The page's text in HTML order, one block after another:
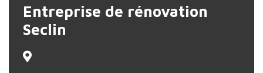
Entreprise de rénovation
Seclin